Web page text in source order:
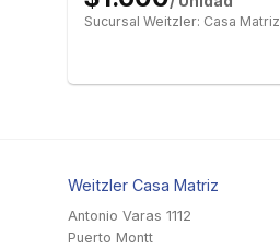
Sucursal Weitzler: Casa Matriz
Weitzler Casa Matriz
Antonio Varas 1112
Puerto Montt